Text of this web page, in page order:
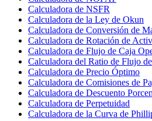
Calculadora de NSFR
Calculadora de la Ley de Okun
Calculadora de Conversión de
Calculadora de Rotación de
Calculadora de Flujo de Caja
Calculadora del Ratio de Flujo
Calculadora de Precio Óptimo
Calculadora de Comisiones de
Calculadora de Descuento
Calculadora de Perpetuidad
Calculadora de la Curva de